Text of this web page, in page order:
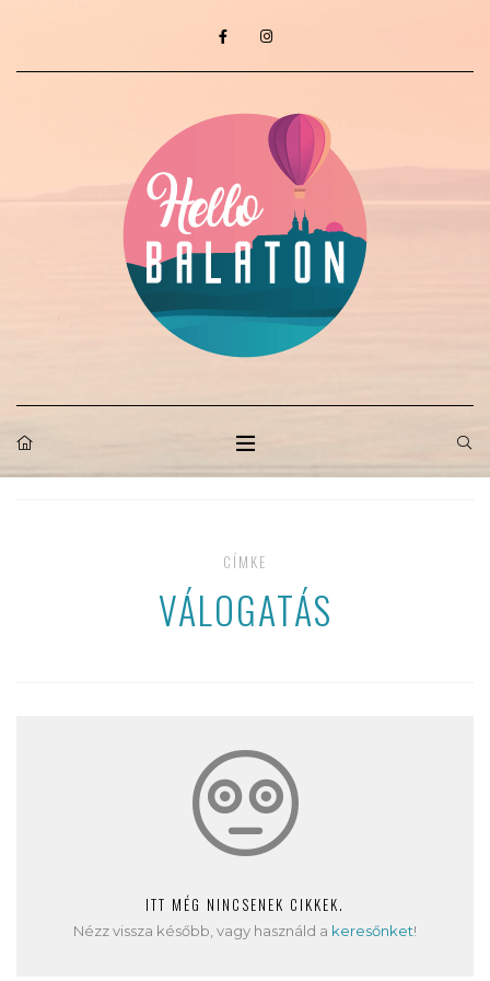
CÍMKE
VÁLOGATÁS
ITT MÉG NINCSENEK CIKKEK.
Nézz vissza később, vagy használd a keresőnket!